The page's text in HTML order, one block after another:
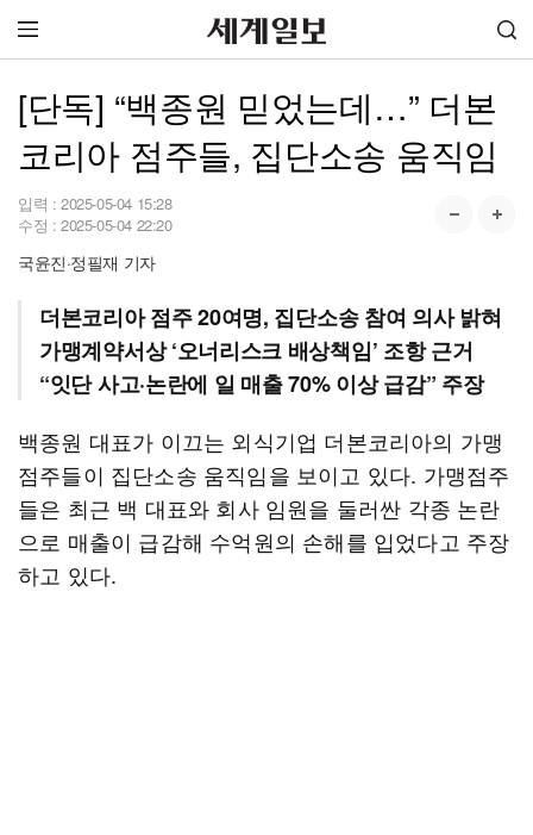
[단독] “백종원 믿었는데…” 더본
코리아 점주들, 집단소송 움직임
입력 : 2025-05-04 15:28
수정 : 2025-05-04 22:20
국윤진·정필재 기자
더본코리아 점주 20여명, 집단소송 참여 의사 밝혀
가맹계약서상 ‘오너리스크 배상책임’ 조항 근거
“잇단 사고·논란에 일 매출 70% 이상 급감” 주장
백종원 대표가 이끄는 외식기업 더본코리아의 가맹
점주들이 집단소송 움직임을 보이고 있다. 가맹점주
들은 최근 백 대표와 회사 임원을 둘러싼 각종 논란
으로 매출이 급감해 수억원의 손해를 입었다고 주장
하고 있다.